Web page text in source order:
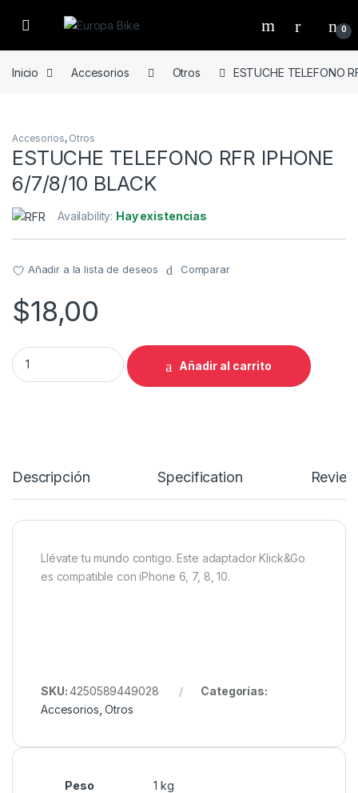
Open 0
Inicio Accesorios Otros ESTUCHE TELEFONO
Accesorios, Otros
ESTUCHE TELEFONO RFR IPHONE
6/7/8/10 BLACK
Availability: Hay existencias
Añadir a la lista de deseos Comparar
$18,00
ESTUCHE TELEFONO RFR IPHONE 6/7/8/10 BLACK quantity
Añadir al carrito
Descripción Specification
Llévate tu mundo contigo. Este adaptador Klick&Go
es compatible con iPhone 6, 7, 8, 10.
SKU:4250589449028
Categorías:
Accesorios ,Otros
Peso 1 kg